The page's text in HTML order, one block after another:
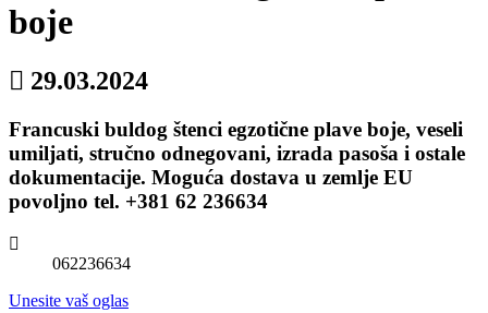
boje
29.03.2024
Francuski buldog štenci egzotične plave boje, veseli
umiljati, stručno odnegovani, izrada pasoša i ostale
dokumentacije. Moguća dostava u zemlje EU
povoljno tel. +381 62 236634
062236634
Unesite vaš oglas